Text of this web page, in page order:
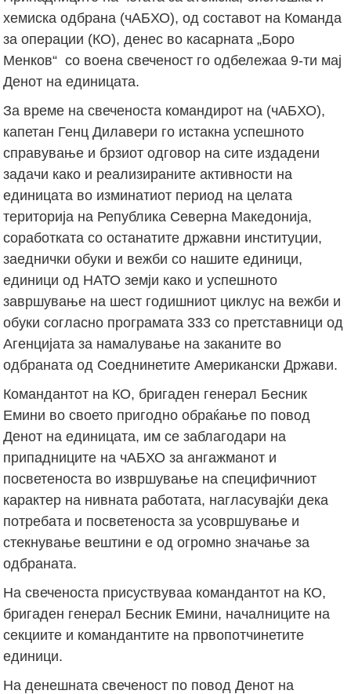
хемиска одбрана (чАБХО), од составот на Команда
за операции (КО), денес во касарната „Боро
Менков“ со воена свеченост го одбележаа 9-ти мај
Денот на единицата.
За време на свеченоста командирот на (чАБХО),
капетан Генц Дилавери го истакна успешното
справување и брзиот одговор на сите издадени
задачи како и реализираните активности на
единицата во изминатиот период на целата
територија на Република Северна Македонија,
соработката со останатите државни институции,
заеднички обуки и вежби со нашите единици,
единици од НАТО земји како и успешното
завршување на шест годишниот циклус на вежби и
обуки согласно програмата 333 со претставници од
Агенцијата за намалување на заканите во
одбраната од Соеднинетите Американски Држави.
Командантот на КО, бригаден генерал Бесник
Емини во своето пригодно обраќање по повод
Денот на единицата, им се заблагодари на
припадниците на чАБХО за ангажманот и
посветеноста во извршување на специфичниот
карактер на нивната работата, нагласувајќи дека
потребата и посветеноста за усовршување и
стекнување вештини е од огромно значање за
одбраната.
На свеченоста присуствуваа командантот на КО,
бригаден генерал Бесник Емини, началниците на
секциите и командантите на првопотчинетите
единици.
На денешната свеченост по повод Денот на